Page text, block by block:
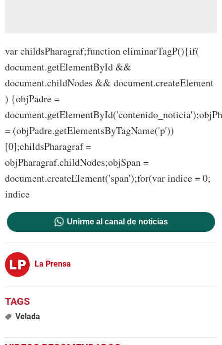
var childsPharagraf;function eliminarTagP(){if(
document.getElementById &&
document.childNodes && document.createElement
) {objPadre =
= (objPadre.getElementsByTagName('p'))
[0];childsPharagraf =
objPharagraf.childNodes;objSpan =
document.createElement('span');for(var indice = 0;
indice
Unirme al canal de noticias
La Prensa
Velada